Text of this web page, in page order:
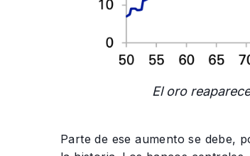
El oro
Parte de ese aumento se debe,